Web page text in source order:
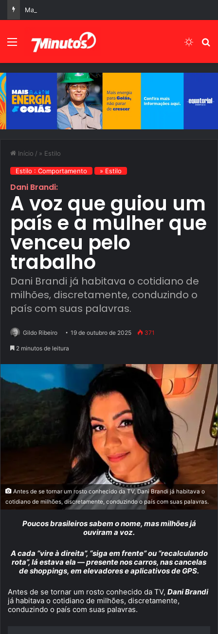
Manchetes do Dia 06 de Agosto de 2026, Quinta-Feira
Menu
Início / » Estilo
Estilo : Comportamento » Estilo
Dani Brandi:
A voz que guiou um
país e a mulher que
venceu pelo
trabalho
Dani Brandi já habitava o cotidiano de
milhões, discretamente, conduzindo o
país com suas palavras.
Gildo Ribeiro 19 de outubro de 2025 371
2 minutos de leitura
Antes de se tornar um rosto conhecido da TV, Dani Brandi já habitava o
cotidiano de milhões, discretamente, conduzindo o país com suas palavras.
Poucos brasileiros sabem o nome, mas milhões já
ouviram a voz.
A cada “vire à direita”, “siga em frente” ou “recalculando
rota”, lá estava ela — presente nos carros, nas cancelas
de shoppings, em elevadores e aplicativos de GPS.
Antes de se tornar um rosto conhecido da TV, Dani Brandi
já habitava o cotidiano de milhões, discretamente,
conduzindo o país com suas palavras.